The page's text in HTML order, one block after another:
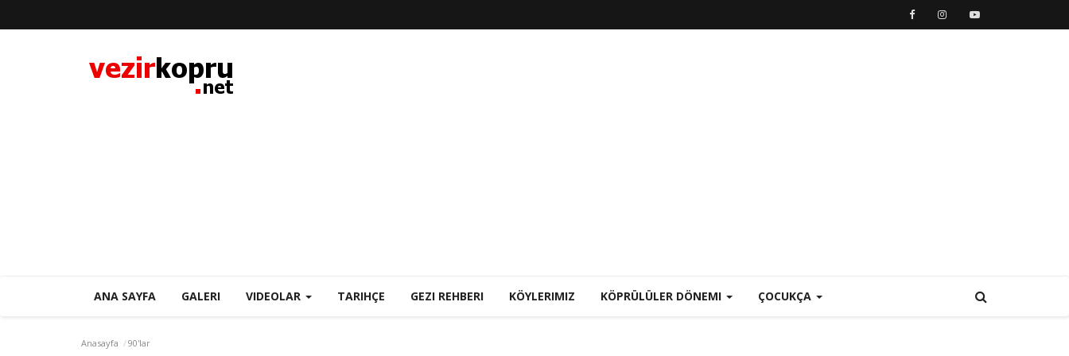
ANA SAYFA GALERI VIDEOLAR TARIHÇE GEZI REHBERI KÖYLERIMIZ KÖPRÜLÜLER DÖNEMI ÇOCUKÇA
Anasayfa 90'lar